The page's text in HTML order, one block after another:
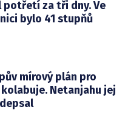
potřetí za tři dny. Ve
bylo 41 stupňů
mírový plán pro
kolabuje. Netanjahu jej